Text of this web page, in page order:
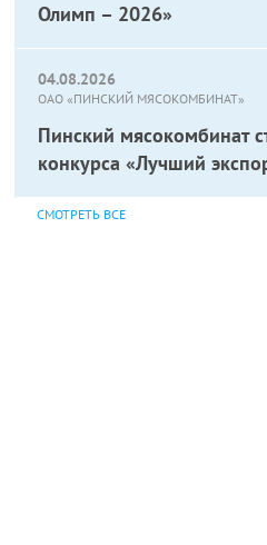
Олимп – 2026»
04.08.2026
ОАО «ПИНСКИЙ МЯСОКОМБИНАТ»
Пинский мясокомбинат
конкурса «Лучший
СМОТРЕТЬ ВСЕ